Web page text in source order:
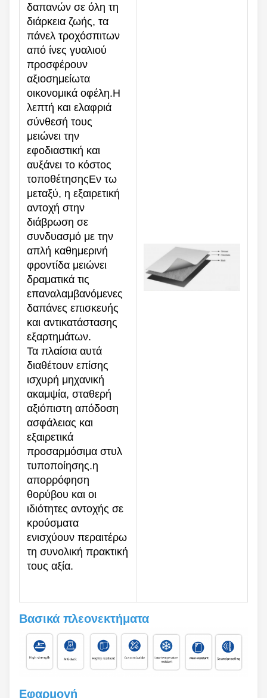
δαπανών σε όλη τη
διάρκεια ζωής, τα
πάνελ τροχόσπιτων
από ίνες γυαλιού
προσφέρουν
αξιοσημείωτα
οικονομικά οφέλη.Η
λεπτή και ελαφριά
σύνθεσή τους
μειώνει την
εφοδιαστική και
αυξάνει το κόστος
τοποθέτησηςΕν τω
μεταξύ, η εξαιρετική
αντοχή στην
διάβρωση σε
συνδυασμό με την
απλή καθημερινή
φροντίδα μειώνει
δραματικά τις
επαναλαμβανόμενες
δαπάνες επισκευής
και αντικατάστασης
εξαρτημάτων.
Τα πλαίσια αυτά
διαθέτουν επίσης
ισχυρή μηχανική
ακαμψία, σταθερή
αξιόπιστη απόδοση
ασφάλειας και
εξαιρετικά
προσαρμόσιμα στυλ
τυποποίησης.η
απορρόφηση
θορύβου και οι
ιδιότητες αντοχής σε
κρούσματα
ενισχύουν περαιτέρω
τη συνολική πρακτική
τους αξία.
Βασικά πλεονεκτήματα
Εφαρμογή